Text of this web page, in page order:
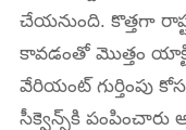
చేయనుంది. కొత్తగా
కావడంతో మొత్తం
వేరియంట్ గుర్తింపు
సీక్వెన్స్‌కి పంపించారు